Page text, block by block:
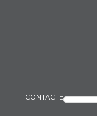
CONTACTE